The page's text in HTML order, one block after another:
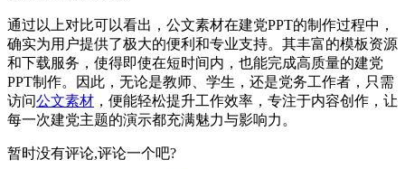
通过以上对比可以看出，公文素材在建党PPT的制作过程中，
确实为用户提供了极大的便利和专业支持。其丰富的模板资源
和下载服务，使得即使在短时间内，也能完成高质量的建党
PPT制作。因此，无论是教师、学生，还是党务工作者，只需
访问公文素材 ，便能轻松提升工作效率，专注于内容创作，让
每一次建党主题的演示都充满魅力与影响力。
暂时没有评论,评论一个吧?